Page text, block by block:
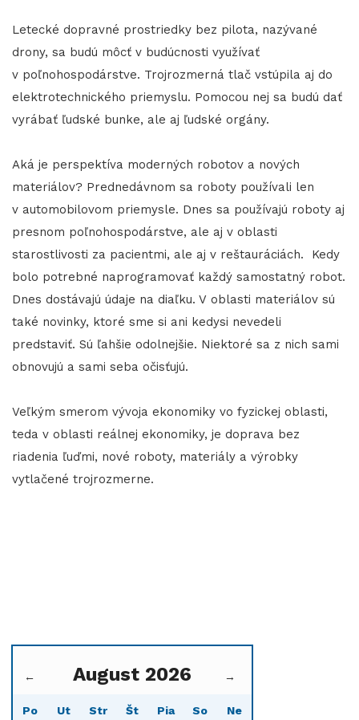
Letecké dopravné prostriedky bez pilota, nazývané
drony, sa budú môcť v budúcnosti využívať
v poľnohospodárstve. Trojrozmerná tlač vstúpila aj do
elektrotechnického priemyslu. Pomocou nej sa budú dať
vyrábať ľudské bunke, ale aj ľudské orgány.
Aká je perspektíva moderných robotov a nových
materiálov? Prednedávnom sa roboty používali len
v automobilovom priemysle. Dnes sa používajú roboty aj
presnom poľnohospodárstve, ale aj v oblasti
starostlivosti za pacientmi, ale aj v reštauráciách. Kedy
bolo potrebné naprogramovať každý samostatný robot.
Dnes dostávajú údaje na diaľku. V oblasti materiálov sú
také novinky, ktoré sme si ani kedysi nevedeli
predstaviť. Sú ľahšie odolnejšie. Niektoré sa z nich sami
obnovujú a sami seba očisťujú.
Veľkým smerom vývoja ekonomiky vo fyzickej oblasti,
teda v oblasti reálnej ekonomiky, je doprava bez
riadenia ľuďmi, nové roboty, materiály a výrobky
vytlačené trojrozmerne.
← August 2026 →
Po Ut Str Št Pia So Ne